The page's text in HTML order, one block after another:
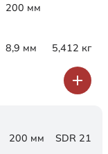
200 мм
8,9 мм 5,412 кг
200 мм SDR 21